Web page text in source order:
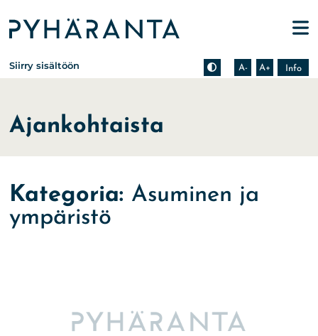
Etusivu
Siirry sisältöön A-
Pienennä tekstin kokoa
A+
Suurenna tekstin kokoa
Info
Tietoa zoomauksesta
Ajankohtaista
Kategoria: Asuminen ja
ympäristö